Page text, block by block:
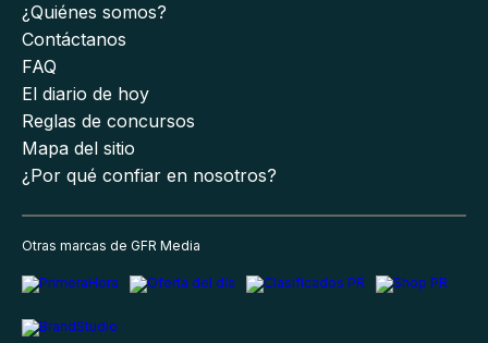
¿Quiénes somos?
Contáctanos
FAQ
El diario de hoy
Reglas de concursos
Mapa del sitio
¿Por qué confiar en nosotros?
Otras marcas de GFR Media